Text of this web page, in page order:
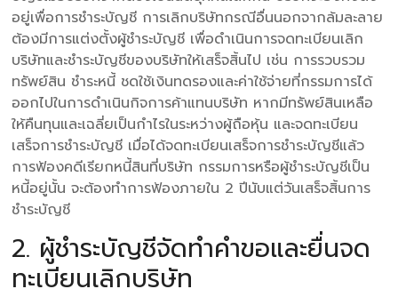
อยู่เพื่อการชำระบัญชี การเลิกบริษัทกรณีอื่นนอกจากล้มละลาย
ต้องมีการแต่งตั้งผู้ชำระบัญชี เพื่อดำเนินการจดทะเบียนเลิก
บริษัทและชำระบัญชีของบริษัทให้เสร็จสิ้นไป เช่น การรวบรวม
ทรัพย์สิน ชำระหนี้ ชดใช้เงินทดรองและค่าใช้จ่ายที่กรรมการได้
ออกไปในการดำเนินกิจการค้าแทนบริษัท หากมีทรัพย์สินเหลือ
ให้คืนทุนและเฉลี่ยเป็นกำไรในระหว่างผู้ถือหุ้น และจดทะเบียน
เสร็จการชำระบัญชี เมื่อได้จดทะเบียนเสร็จการชำระบัญชีแล้ว
การฟ้องคดีเรียกหนี้สินที่บริษัท กรรมการหรือผู้ชำระบัญชีเป็น
หนี้อยู่นั้น จะต้องทำการฟ้องภายใน 2 ปีนับแต่วันเสร็จสิ้นการ
ชำระบัญชี
2. ผู้ชำระบัญชีจัดทำคำขอและยื่นจด
ทะเบียนเลิกบริษัท